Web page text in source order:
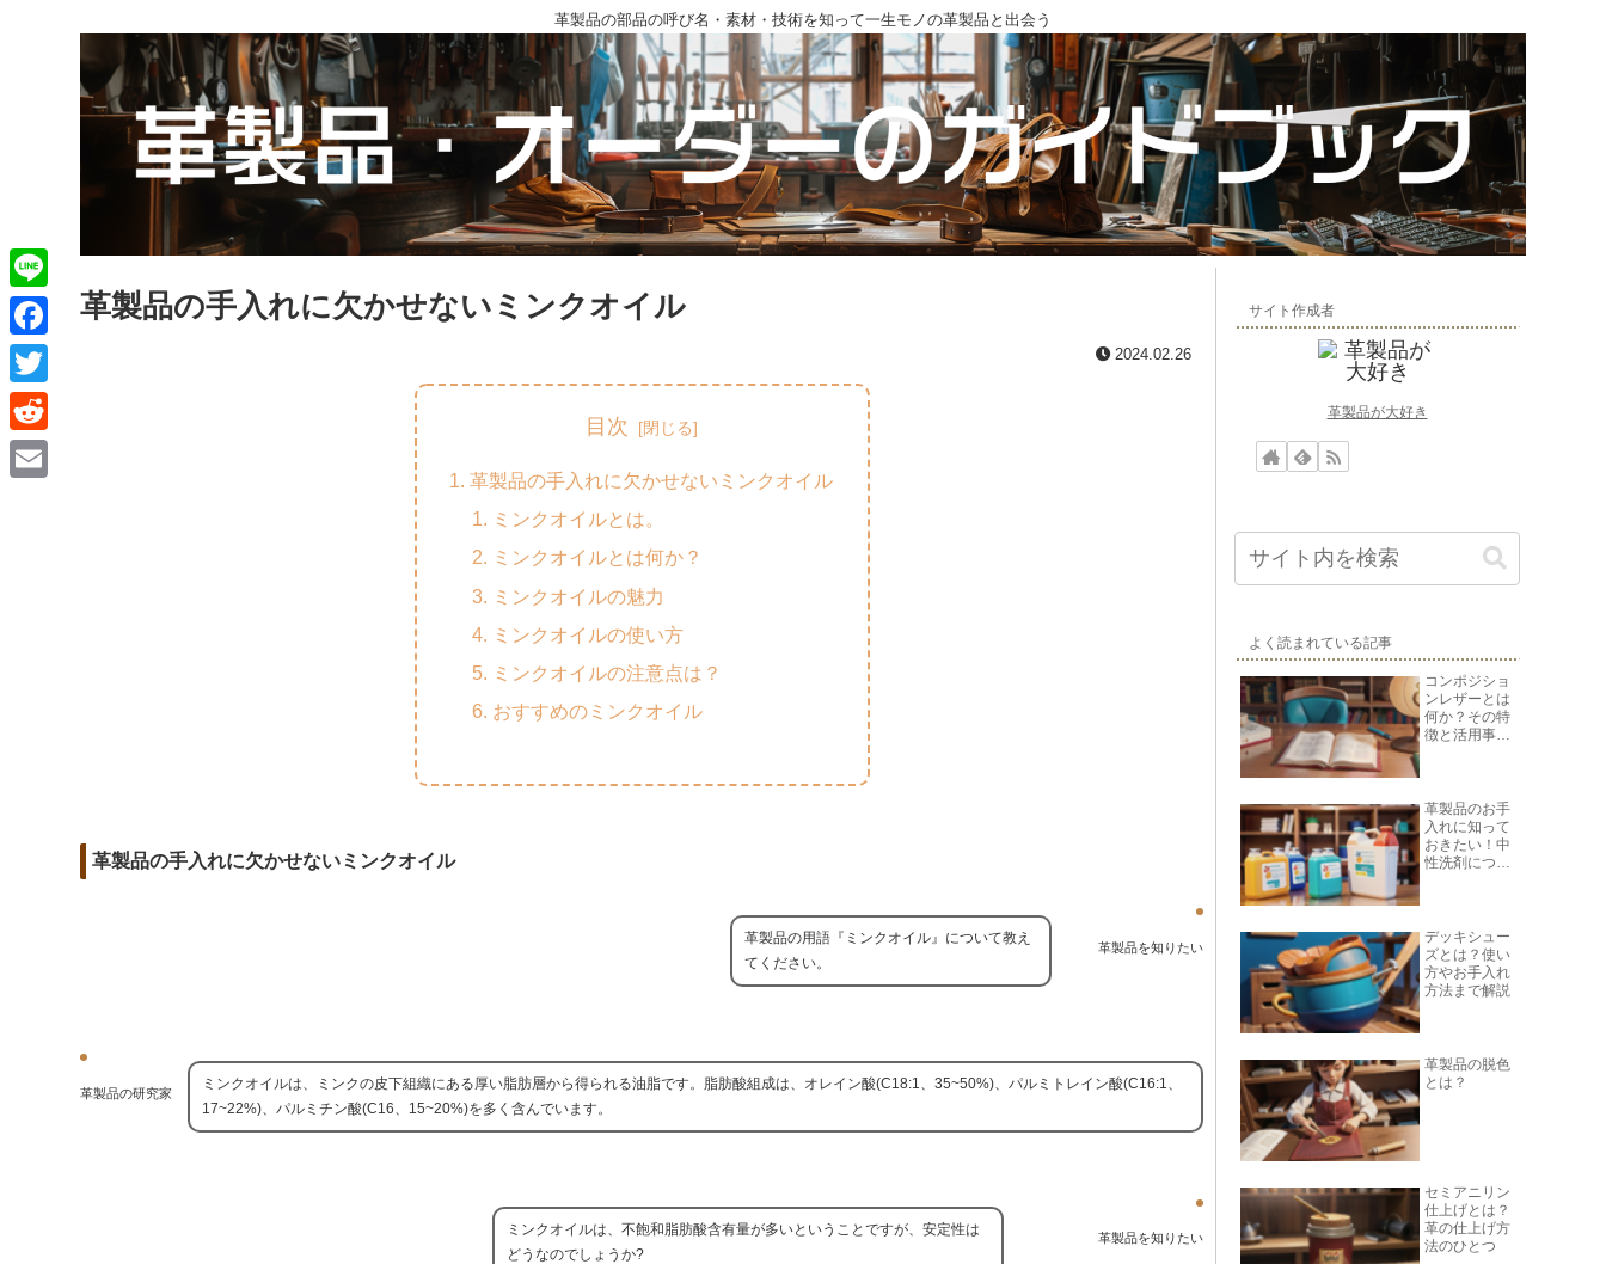
革製品の部品の呼び名・素材・技術を知って一生モノの革製品と出会う
革製品の手入れに欠かせないミンクオイル
2024.02.26
目次
革製品の手入れに欠かせないミンクオイル
ミンクオイルとは。
ミンクオイルとは何か？
ミンクオイルの魅力
ミンクオイルの使い方
ミンクオイルの注意点は？
おすすめのミンクオイル
革製品の手入れに欠かせないミンクオイル
革製品を知りたい
革製品の用語『ミンクオイル』について教え
てください。
革製品の研究家
ミンクオイルは、ミンクの皮下組織にある厚い脂肪層から得られる油脂です。脂肪酸組成は、オレイン酸(C18:1、35~50%)、パルミトレイン酸(C16:1、
17~22%)、パルミチン酸(C16、15~20%)を多く含んでいます。
革製品を知りたい
ミンクオイルは、不飽和脂肪酸含有量が多いということですが、安定性は
どうなのでしょうか?
サイト作成者
革製品が大好き
よく読まれている記事
コンポジショ
ンレザーとは
何か？その特
徴と活用事例
革製品のお手
入れに知って
おきたい！中
性洗剤につい
デッキシュー
ズとは？使い
方やお手入れ
方法まで解説
革製品の脱色
とは？
セミアニリン
仕上げとは？
革の仕上げ方
法のひとつ
L
i
n
e
F
a
c
e
T
w
i
R